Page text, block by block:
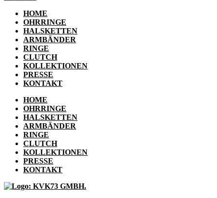
HOME
OHRRINGE
HALSKETTEN
ARMBÄNDER
RINGE
CLUTCH
KOLLEKTIONEN
PRESSE
KONTAKT
HOME
OHRRINGE
HALSKETTEN
ARMBÄNDER
RINGE
CLUTCH
KOLLEKTIONEN
PRESSE
KONTAKT